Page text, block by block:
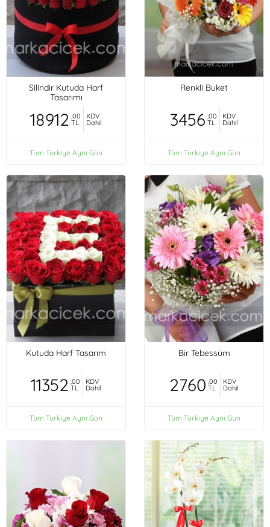
Silindir Kutuda Harf
Tasarımı
18912 ,00
TL
KDV
Dahil
Tüm Türkiye Aynı Gün
Renkli Buket
3456 ,00
TL
KDV
Dahil
Tüm Türkiye Aynı Gün
Kutuda Harf Tasarım
11352 ,00
TL
KDV
Dahil
Tüm Türkiye Aynı Gün
Bir Tebessüm
2760 ,00
TL
KDV
Dahil
Tüm Türkiye Aynı Gün